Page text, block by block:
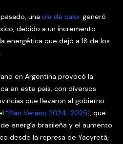
una ola de calor generó
debido a un incremento
energética que dejó a 18 de los
en Argentina provocó la
en este país, con diversos
que llevaron al gobierno
“Plan Verano 2024-2025”, que
energía brasileña y el aumento
desde la represa de Yacyretá,